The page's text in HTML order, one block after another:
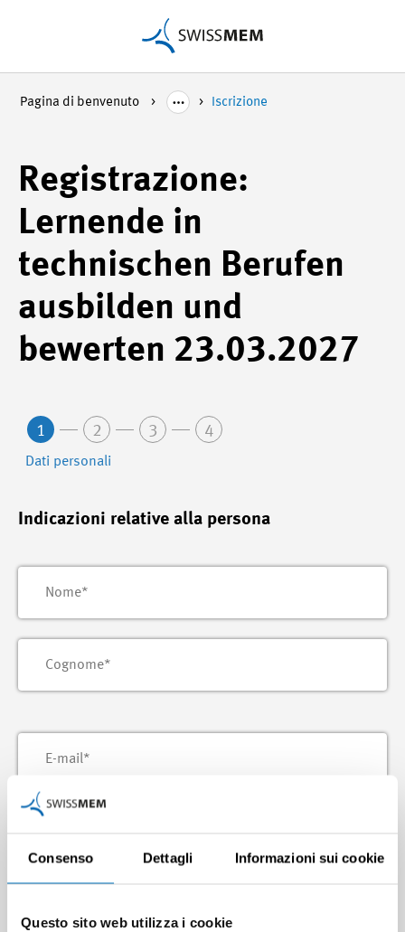
Consenso Dettagli Informazioni sui cookie
Questo sito web utilizza i cookie
Pagina di benvenuto Iscrizione
Registrazione:
Lernende in
technischen Berufen
ausbilden und
bewerten 23.03.2027
1 2 3 4
Dati personali
Indicazioni relative alla persona